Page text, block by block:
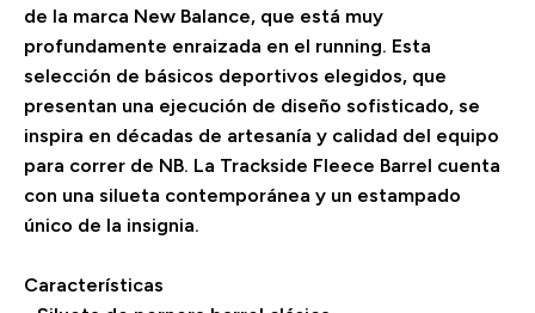
de la marca New Balance, que está muy
profundamente enraizada en el running. Esta
selección de básicos deportivos elegidos, que
presentan una ejecución de diseño sofisticado, se
inspira en décadas de artesanía y calidad del equipo
para correr de NB. La Trackside Fleece Barrel cuenta
con una silueta contemporánea y un estampado
único de la insignia.
Características